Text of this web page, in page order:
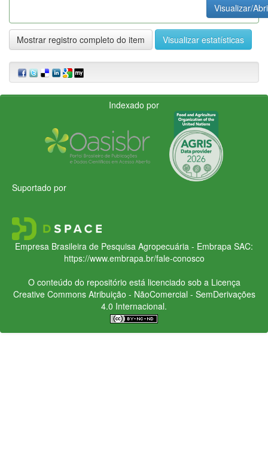
Visualizar/
Mostrar registro completo do item Visualizar estatísticas
Indexado por
Suportado por
Empresa Brasileira de Pesquisa Agropecuária - Embrapa SAC:
https://www.embrapa.br/fale-conosco
O conteúdo do repositório está licenciado sob a Licença
Creative CommonsAtribuição - NãoComercial - SemDerivações
4.0 Internacional.